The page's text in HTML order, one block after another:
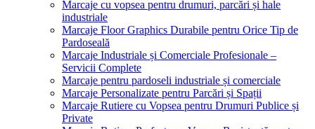
Marcaje cu vopsea pentru drumuri, parcări și hale
industriale
Marcaje Floor Graphics Durabile pentru Orice Tip de
Pardoseală
Marcaje Industriale și Comerciale Profesionale –
Servicii Complete
Marcaje pentru pardoseli industriale și comerciale
Marcaje Personalizate pentru Parcări și Spații
Marcaje Rutiere cu Vopsea pentru Drumuri Publice și
Private